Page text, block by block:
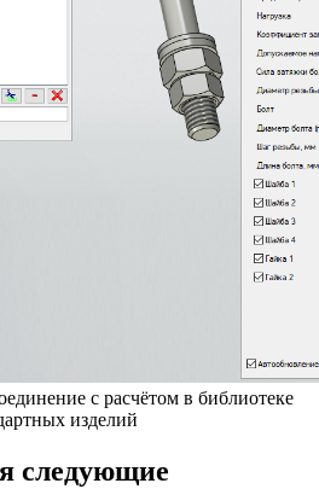
с расчётом в библиотеке
изделий
следующие